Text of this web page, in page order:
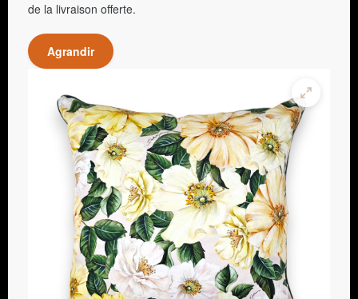
de la livraison offerte.
Agrandir